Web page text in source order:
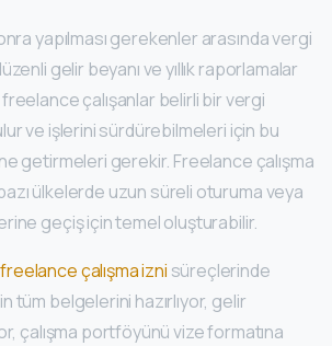
yapılması gerekenler arasında vergi
gelir beyanı ve yıllık raporlamalar
freelance çalışanlar belirli bir vergi
ve işlerini sürdürebilmeleri için bu
getirmeleri gerekir. Freelance çalışma
ülkelerde uzun süreli oturuma veya
geçiş için temel oluşturabilir.
freelance çalışma izni süreçlerinde
tüm belgelerini hazırlıyor, gelir
çalışma portföyünü vize formatına